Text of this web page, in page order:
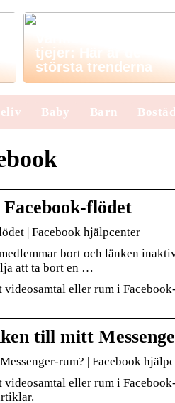
tjejer: Här är de
största trenderna
Baby Barn
flödet
| Facebook hjälpcenter
bort och länken
att ta bort en …
videosamtal eller rum i
till mitt
rum? | Facebook
videosamtal eller rum i